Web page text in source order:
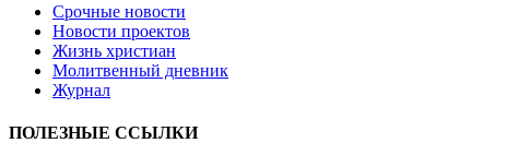
Срочные новости
Новости проектов
Жизнь христиан
Молитвенный дневник
Журнал
ПОЛЕЗНЫЕ ССЫЛКИ